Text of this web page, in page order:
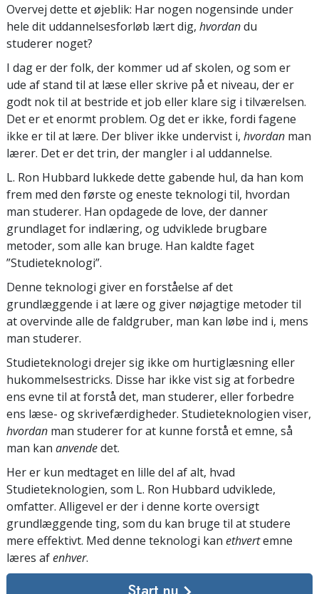
Overvej dette et øjeblik: Har nogen nogensinde under
hele dit uddannelsesforløb lært dig, hvordandu
studerer noget?
I dag er der folk, der kommer ud af skolen, og som er
ude af stand til at læse eller skrive på et niveau, der er
godt nok til at bestride et job eller klare sig i tilværelsen.
Det er et enormt problem. Og det er ikke, fordi fagene
ikke er til at lære. Der bliver ikke undervist i, hvordan man
lærer. Det er det trin, der mangler i al uddannelse.
L. Ron Hubbard lukkede dette gabende hul, da han kom
frem med den første og eneste teknologi til, hvordan
man studerer. Han opdagede de love, der danner
grundlaget for indlæring, og udviklede brugbare
metoder, som alle kan bruge. Han kaldte faget
”Studieteknologi”.
Denne teknologi giver en forståelse af det
grundlæggende i at lære og giver nøjagtige metoder til
at overvinde alle de faldgruber, man kan løbe ind i, mens
man studerer.
Studieteknologi drejer sig ikke om hurtiglæsning eller
hukommelsestricks. Disse har ikke vist sig at forbedre
ens evne til at forstå det, man studerer, eller forbedre
ens læse- og skrivefærdigheder. Studieteknologien viser,
hvordan man studerer for at kunne forstå et emne, så
man kan anvendedet.
Her er kun medtaget en lille del af alt, hvad
Studieteknologien, som L. Ron Hubbard udviklede,
omfatter. Alligevel er der i denne korte oversigt
grundlæggende ting, som du kan bruge til at studere
mere effektivt. Med denne teknologi kan ethvertemne
læres afenhver.